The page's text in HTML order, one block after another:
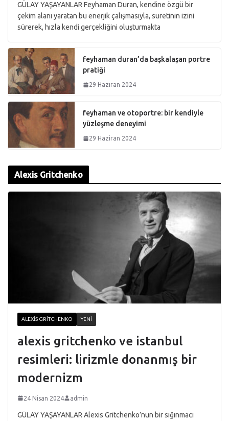
GÜLAY YAŞAYANLAR Feyhaman Duran, kendine özgü bir
çekim alanı yaratan bu enerjik çalışmasıyla, suretinin izini
sürerek, hızla kendi gerçekliğini oluşturmakta
feyhaman duran’da başkalaşan portre
pratiği
29 Haziran 2024
feyhaman ve otoportre: bir kendiyle
yüzleşme deneyimi
29 Haziran 2024
Alexis Gritchenko
ALEXIS GRITCHENKO YENI
alexis gritchenko ve istanbul
resimleri: lirizmle donanmış bir
modernizm
24 Nisan 2024 admin
GÜLAY YAŞAYANLAR Alexis Gritchenko’nun bir sığınmacı